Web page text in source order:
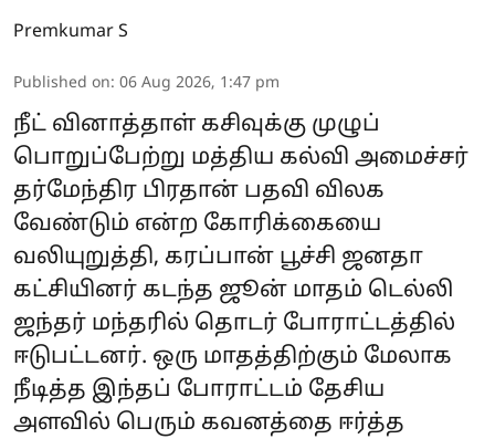
Premkumar S
Published on: 06 Aug 2026, 1:47 pm
நீட் வினாத்தாள் கசிவுக்கு முழுப்
பொறுப்பேற்று மத்திய கல்வி அமைச்சர்
தர்மேந்திர பிரதான் பதவி விலக
வேண்டும் என்ற கோரிக்கையை
வலியுறுத்தி, கரப்பான் பூச்சி ஜனதா
கட்சியினர் கடந்த ஜூன் மாதம் டெல்லி
ஜந்தர் மந்தரில் தொடர் போராட்டத்தில்
ஈடுபட்டனர். ஒரு மாதத்திற்கும் மேலாக
நீடித்த இந்தப் போராட்டம் தேசிய
அளவில் பெரும் கவனத்தை ஈர்த்த